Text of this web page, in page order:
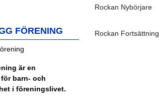
FÖRENING
är en
barn- och
i föreningslivet.
Rockan Nybörjare
Rockan Fortsättning